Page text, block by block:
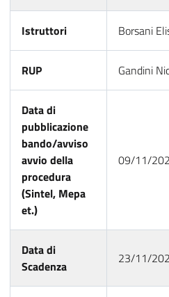
Istruttori Borsani
RUP Gandini
Data di
pubblicazione
bando/avviso
avvio della
procedura
(Sintel, Mepa
et.)
09/11/
Data di
Scadenza
23/11/